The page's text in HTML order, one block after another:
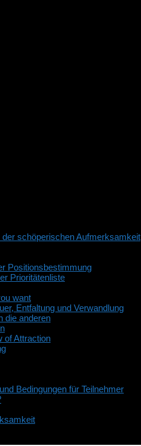
schöperischen Aufmerksamkeit
Positionsbestimmung
Prioritätenliste
want
Entfaltung und Verwandlung
die anderen
of Attraction
Bedingungen für Teilnehmer